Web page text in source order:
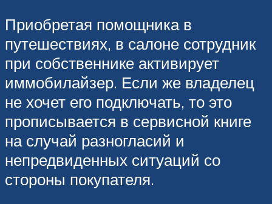
Приобретая помощника в
путешествиях, в салоне сотрудник
при собственнике активирует
иммобилайзер. Если же владелец
не хочет его подключать, то это
прописывается в сервисной книге
на случай разногласий и
непредвиденных ситуаций со
стороны покупателя.